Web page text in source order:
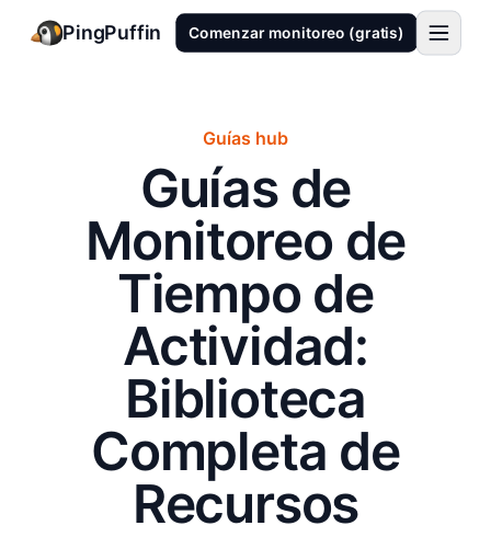
PingPuffin Comenzar monitoreo (gratis)
Guías hub
Guías de
Monitoreo de
Tiempo de
Actividad:
Biblioteca
Completa de
Recursos